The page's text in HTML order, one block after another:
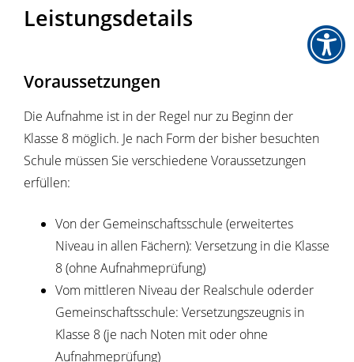
Leistungsdetails
Voraussetzungen
Die Aufnahme ist in der Regel nur zu Beginn der
Klasse 8 möglich. Je nach Form der bisher besuchten
Schule müssen Sie verschiedene Voraussetzungen
erfüllen:
Von der Gemeinschaftsschule (erweitertes
Niveau in allen Fächern): Versetzung in die Klasse
8 (ohne Aufnahmeprüfung)
Vom mittleren Niveau der Realschule oderder
Gemeinschaftsschule: Versetzungszeugnis in
Klasse 8 (je nach Noten mit oder ohne
Aufnahmeprüfung)